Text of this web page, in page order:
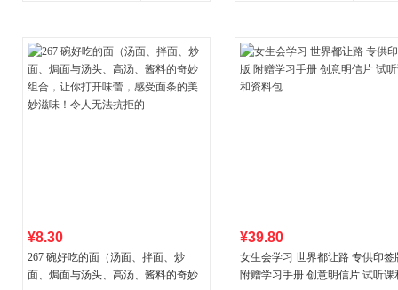
¥8.30
267 碗好吃的面（汤面、拌面、炒
面、焗面与汤头、高汤、酱料的奇妙
¥39.80
女生会学习 世界都让路 专供印签
附赠学习手册 创意明信片 试听课